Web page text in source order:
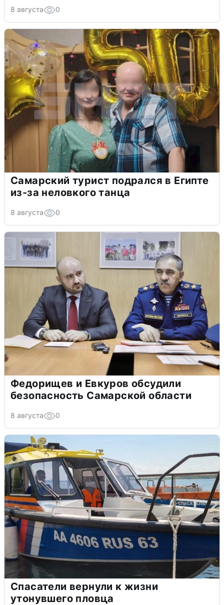
8 августа 0
Самарский турист подрался в Египте
из-за неловкого танца
8 августа 0
Федорищев и Евкуров обсудили
безопасность Самарской области
8 августа 0
Спасатели вернули к жизни
утонувшего пловца